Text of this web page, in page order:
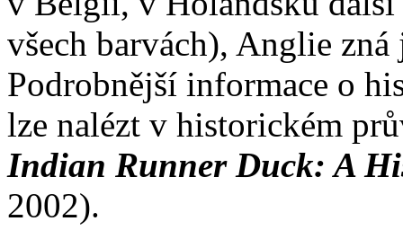
všech barvách), Anglie zná
Podrobnější informace o
lze nalézt v historickém
Indian Runner Duck: A
2002).